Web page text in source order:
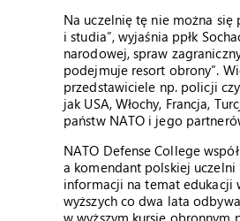
Na uczelnię tę nie można
i studia”, wyjaśnia ppłk
narodowej, spraw
podejmuje resort obrony”.
przedstawiciele np. policji
jak USA, Włochy, Francja,
państw NATO i jego
NATO Defense College
a komendant polskiej
informacji na temat edukacji
wyższych co dwa lata
w wyższym kursie obronnym